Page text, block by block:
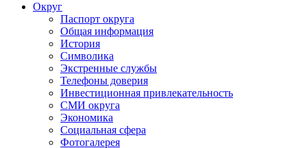
Округ
Паспорт округа
Общая информация
История
Символика
Экстренные службы
Телефоны доверия
Инвестиционная привлекательность
СМИ округа
Экономика
Социальная сфера
Фотогалерея